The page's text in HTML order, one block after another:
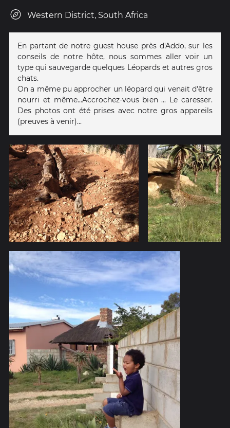
Western District, South Africa
En partant de notre guest house près d'Addo, sur les
conseils de notre hôte, nous sommes aller voir un
type qui sauvegarde quelques Léopards et autres gros
chats.
On a même pu approcher un léopard qui venait d'être
nourri et même...Accrochez-vous bien ... Le caresser.
Des photos ont été prises avec notre gros appareils
(preuves à venir)...